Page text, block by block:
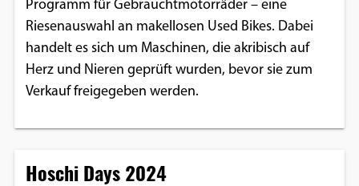
Programm für Gebrauchtmotorräder – eine
Riesenauswahl an makellosen Used Bikes. Dabei
handelt es sich um Maschinen, die akribisch auf
Herz und Nieren geprüft wurden, bevor sie zum
Verkauf freigegeben werden.
Hoschi Days 2024